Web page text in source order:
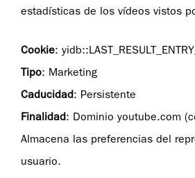
estadísticas de los vídeos vistos
Cookie:
Tipo: Marketing
Caducidad: Persistente
Finalidad: Dominio youtube.com
Almacena las preferencias del
usuario.